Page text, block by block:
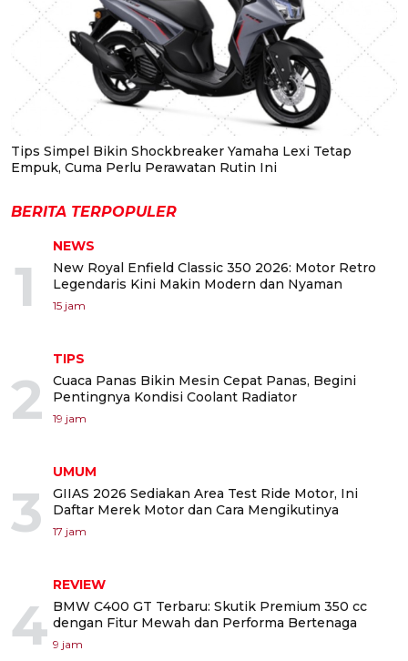
Tips Simpel Bikin Shockbreaker Yamaha Lexi Tetap
Empuk, Cuma Perlu Perawatan Rutin Ini
BERITA TERPOPULER
1
NEWS
New Royal Enfield Classic 350 2026: Motor Retro
Legendaris Kini Makin Modern dan Nyaman
15 jam
2
TIPS
Cuaca Panas Bikin Mesin Cepat Panas, Begini
Pentingnya Kondisi Coolant Radiator
19 jam
3
UMUM
GIIAS 2026 Sediakan Area Test Ride Motor, Ini
Daftar Merek Motor dan Cara Mengikutinya
17 jam
4
REVIEW
BMW C400 GT Terbaru: Skutik Premium 350 cc
dengan Fitur Mewah dan Performa Bertenaga
9 jam